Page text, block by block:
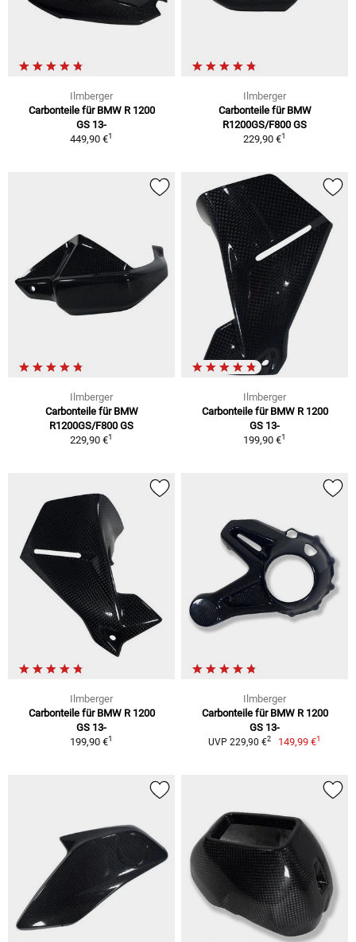
Ilmberger
Carbonteile für BMW R 1200
GS 13-
449,90 €1
Ilmberger
Carbonteile für BMW
R1200GS/F800 GS
229,90 €1
Ilmberger
Carbonteile für BMW
R1200GS/F800 GS
229,90 €1
Ilmberger
Carbonteile für BMW R 1200
GS 13-
199,90 €1
Ilmberger
Carbonteile für BMW R 1200
GS 13-
199,90 €1
Ilmberger
Carbonteile für BMW R 1200
GS 13-
UVP 229,90 €2 149,99 €1